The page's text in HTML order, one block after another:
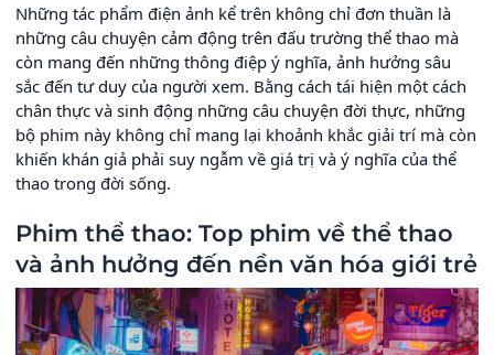
Những tác phẩm điện ảnh kể trên không chỉ đơn thuần là
những câu chuyện cảm động trên đấu trường thể thao mà
còn mang đến những thông điệp ý nghĩa, ảnh hưởng sâu
sắc đến tư duy của người xem. Bằng cách tái hiện một cách
chân thực và sinh động những câu chuyện đời thực, những
bộ phim này không chỉ mang lại khoảnh khắc giải trí mà còn
khiến khán giả phải suy ngẫm về giá trị và ý nghĩa của thể
thao trong đời sống.
Phim thể thao: Top phim về thể thao
và ảnh hưởng đến nền văn hóa giới trẻ